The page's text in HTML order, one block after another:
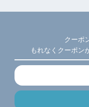
クーポ
もれなくクーポン